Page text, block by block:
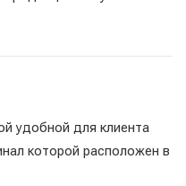
удобной для клиента
которой расположен в